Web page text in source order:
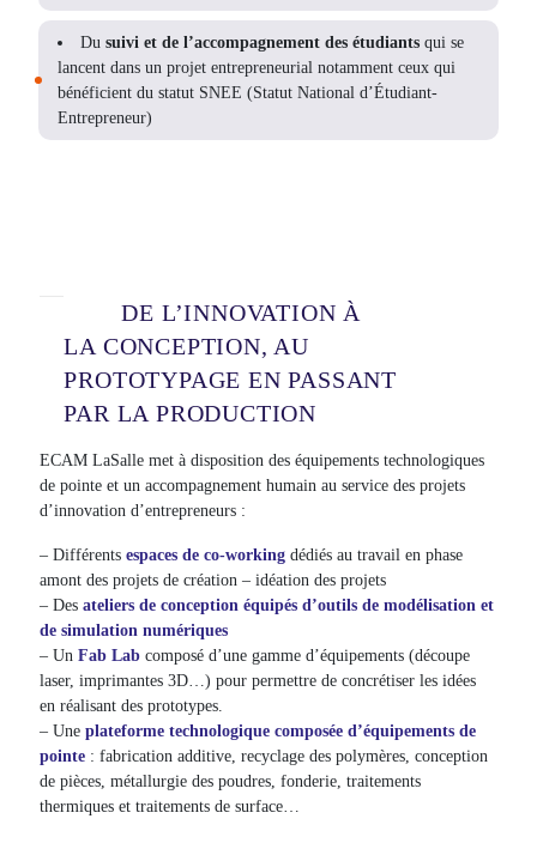
Du suivi et de l’accompagnement des étudiants qui se
lancent dans un projet entrepreneurial notamment ceux qui
bénéficient du statut SNEE (Statut National d’Étudiant-
Entrepreneur)
DE L’INNOVATION À
LA CONCEPTION, AU
PROTOTYPAGE EN PASSANT
PAR LA PRODUCTION
ECAM LaSalle met à disposition des équipements technologiques
de pointe et un accompagnement humain au service des projets
d’innovation d’entrepreneurs :
– Différentsespaces de co-working dédiés au travail en phase
amont des projets de création – idéation des projets
– Desateliers de conception équipés d’outils de modélisation et
de simulation numériques
– UnFab Lab composé d’une gamme d’équipements (découpe
laser, imprimantes 3D…) pour permettre de concrétiser les idées
en réalisant des prototypes.
– Une plateforme technologique composée d’équipements de
pointe : fabrication additive, recyclage des polymères, conception
de pièces, métallurgie des poudres, fonderie, traitements
thermiques et traitements de surface…